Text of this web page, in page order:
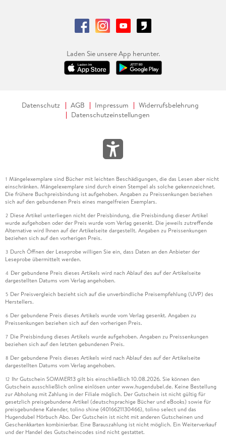
Laden Sie unsere App herunter.
Datenschutz AGB Impressum
Widerrufsbelehrung
Datenschutzeinstellungen
1 Mängelexemplare sind Bücher mit leichten Beschädigungen, die das Lesen aber nicht
einschränken. Mängelexemplare sind durch einen Stempel als solche gekennzeichnet.
Die frühere Buchpreisbindung ist aufgehoben. Angaben zu Preissenkungen beziehen
sich auf den gebundenen Preis eines mangelfreien Exemplars.
2 Diese Artikel unterliegen nicht der Preisbindung, die Preisbindung dieser Artikel
wurde aufgehoben oder der Preis wurde vom Verlag gesenkt. Die jeweils zutreffende
Alternative wird Ihnen auf der Artikelseite dargestellt. Angaben zu Preissenkungen
beziehen sich auf den vorherigen Preis.
3 Durch Öffnen der Leseprobe willigen Sie ein, dass Daten an den Anbieter der
Leseprobe übermittelt werden.
4 Der gebundene Preis dieses Artikels wird nach Ablauf des auf der Artikelseite
dargestellten Datums vom Verlag angehoben.
5 Der Preisvergleich bezieht sich auf die unverbindliche Preisempfehlung (UVP) des
Herstellers.
6 Der gebundene Preis dieses Artikels wurde vom Verlag gesenkt. Angaben zu
Preissenkungen beziehen sich auf den vorherigen Preis.
7 Die Preisbindung dieses Artikels wurde aufgehoben. Angaben zu Preissenkungen
beziehen sich auf den letzten gebundenen Preis.
8 Der gebundene Preis dieses Artikels wird nach Ablauf des auf der Artikelseite
dargestellten Datums vom Verlag angehoben.
12 Ihr Gutschein SOMMER13 gilt bis einschließlich 10.08.2026. Sie können den
Gutschein ausschließlich online einlösen unter www.hugendubel.de. Keine Bestellung
zur Abholung mit Zahlung in der Filiale möglich. Der Gutschein ist nicht gültig für
gesetzlich preisgebundene Artikel (deutschsprachige Bücher und eBooks) sowie für
preisgebundene Kalender, tolino shine (4016621130466), tolino select und das
Hugendubel Hörbuch Abo. Der Gutschein ist nicht mit anderen Gutscheinen und
Geschenkkarten kombinierbar. Eine Barauszahlung ist nicht möglich. Ein Weiterverkauf
und der Handel des Gutscheincodes sind nicht gestattet.